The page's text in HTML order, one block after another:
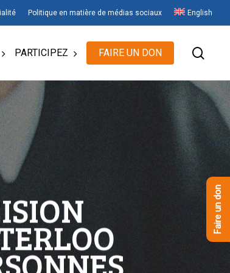
Politique en matière de médias sociaux English
PARTICIPEZ FAIRE UN DON
Faire un don